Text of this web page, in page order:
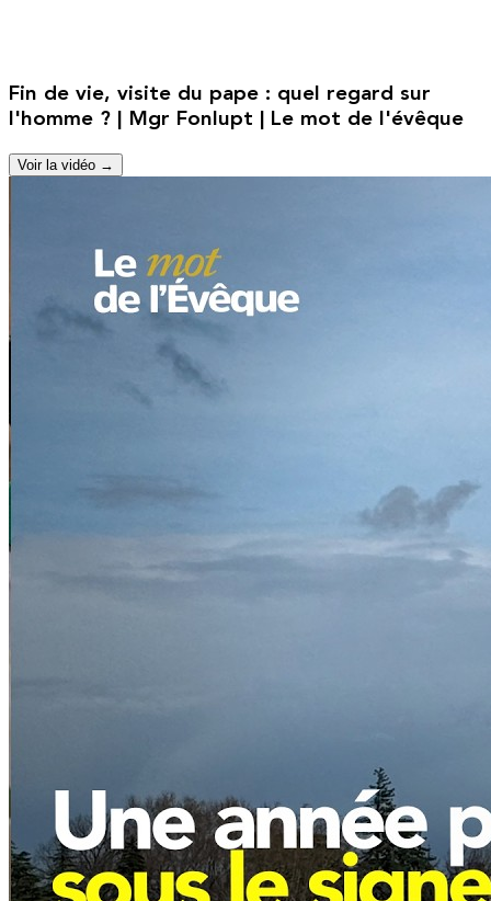
Fin de vie, visite du pape : quel regard sur
l'homme ? | Mgr Fonlupt | Le mot de l'évêque
Voir la vidéo →